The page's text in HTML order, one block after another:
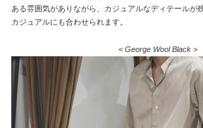
ある雰囲気がありながら、カジュアルなディテールが
カジュアルにも合わせられます。
< George Wool Black >